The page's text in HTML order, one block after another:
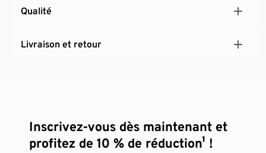
Qualité
Livraison et retour
Inscrivez-vous dès maintenant et
profitez de 10 % de réduction¹ !